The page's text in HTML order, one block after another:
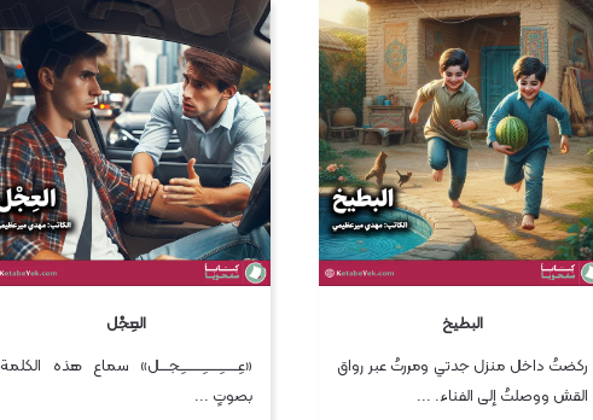
العِجْل
«عِـــــــِـــــــِـــــــــِـجــــل» سماع هذه الكلمة
بصوتٍ ...
البطيخ
ركضتُ داخل منزل جدتي ومررتُ عبر رواق
القش ووصلتُ إلى الفناء. ...